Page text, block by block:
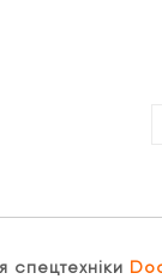
спецтехніки